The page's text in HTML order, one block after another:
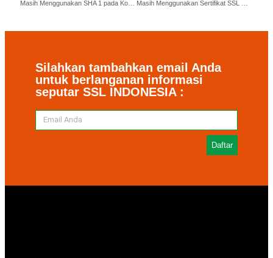
Silahkan tambahkan email Anda
untuk berlanganan informasi
seputar SSL INDONESIA :
Daftar